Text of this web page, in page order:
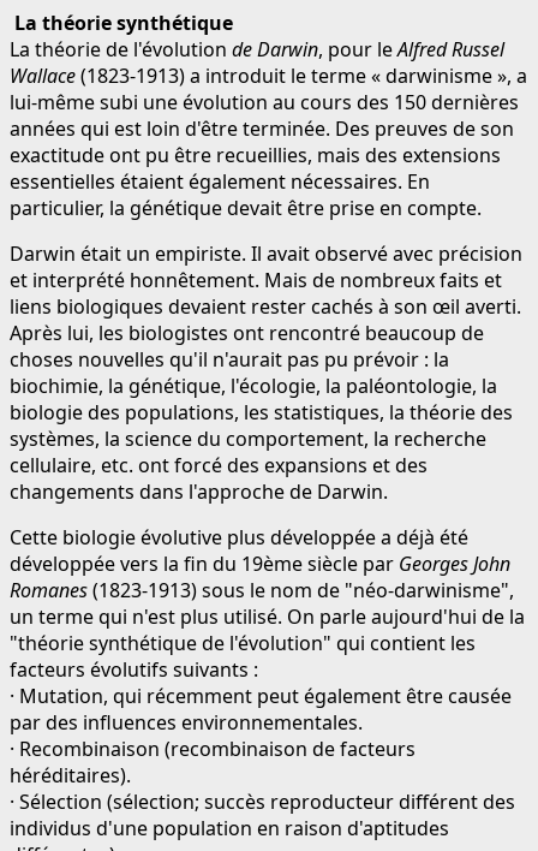
La théorie synthétique
La théorie de l'évolution de Darwin, pour leAlfred Russel
Wallace(1823-1913) a introduit le terme « darwinisme », a
lui-même subi une évolution au cours des 150 dernières
années qui est loin d'être terminée. Des preuves de son
exactitude ont pu être recueillies, mais des extensions
essentielles étaient également nécessaires. En
particulier, la génétique devait être prise en compte.
Darwin était un empiriste. Il avait observé avec précision
et interprété honnêtement. Mais de nombreux faits et
liens biologiques devaient rester cachés à son œil averti.
Après lui, les biologistes ont rencontré beaucoup de
choses nouvelles qu'il n'aurait pas pu prévoir : la
biochimie, la génétique, l'écologie, la paléontologie, la
biologie des populations, les statistiques, la théorie des
systèmes, la science du comportement, la recherche
cellulaire, etc. ont forcé des expansions et des
changements dans l'approche de Darwin.
Cette biologie évolutive plus développée a déjà été
développée vers la fin du 19ème siècle par Georges John
Romanes(1823-1913) sous le nom de "néo-darwinisme",
un terme qui n'est plus utilisé. On parle aujourd'hui de la
"théorie synthétique de l'évolution" qui contient les
facteurs évolutifs suivants :
· Mutation, qui récemment peut également être causée
par des influences environnementales.
· Recombinaison (recombinaison de facteurs
héréditaires).
· Sélection (sélection; succès reproducteur différent des
individus d'une population en raison d'aptitudes